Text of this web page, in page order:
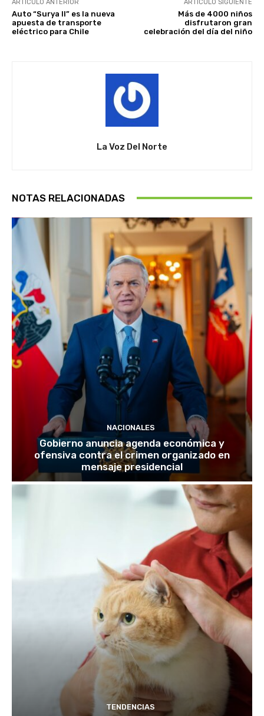
ARTÍCULO ANTERIOR
Auto “Surya II” es la nueva
apuesta de transporte
eléctrico para Chile
ARTÍCULO SIGUIENTE
Más de 4000 niños
disfrutaron gran
celebración del día del niño
La Voz Del Norte
NOTAS RELACIONADAS
NACIONALES
Gobierno anuncia agenda económica y
ofensiva contra el crimen organizado en
mensaje presidencial
TENDENCIAS